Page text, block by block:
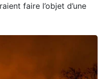
faire l’objet d’une